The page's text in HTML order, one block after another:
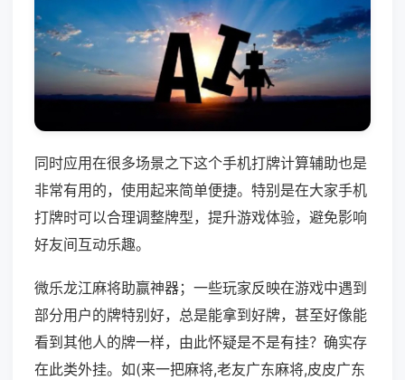
同时应用在很多场景之下这个手机打牌计算辅助也是
非常有用的，使用起来简单便捷。特别是在大家手机
打牌时可以合理调整牌型，提升游戏体验，避免影响
好友间互动乐趣。
微乐龙江麻将助赢神器；一些玩家反映在游戏中遇到
部分用户的牌特别好，总是能拿到好牌，甚至好像能
看到其他人的牌一样，由此怀疑是不是有挂？确实存
在此类外挂。如(来一把麻将,老友广东麻将,皮皮广东